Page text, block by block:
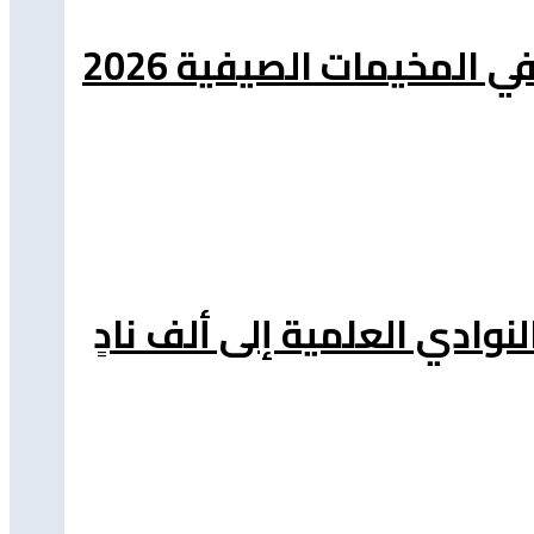
الصيفية 2026
العلمية إلى ألف نادٍ